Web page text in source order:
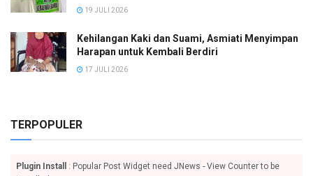
19 JULI 2026
Kehilangan Kaki dan Suami, Asmiati Menyimpan
Harapan untuk Kembali Berdiri
17 JULI 2026
TERPOPULER
Plugin Install
: Popular Post Widget need JNews - View Counter to be